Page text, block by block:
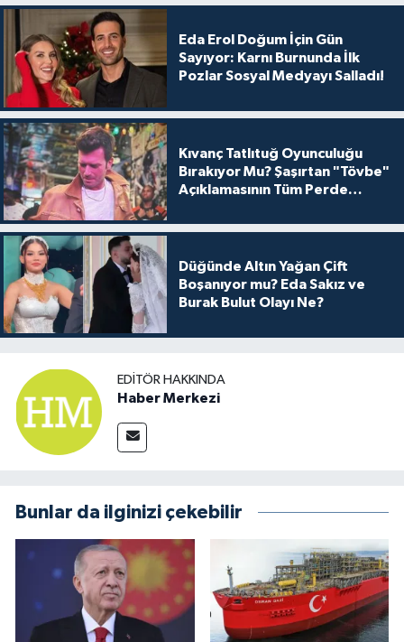
Eda Erol Doğum İçin Gün
Sayıyor: Karnı Burnunda İlk
Pozlar Sosyal Medyayı Salladı!
Kıvanç Tatlıtuğ Oyunculuğu
Bırakıyor Mu? Şaşırtan "Tövbe"
Açıklamasının Tüm Perde
Düğünde Altın Yağan Çift
Boşanıyor mu? Eda Sakız ve
Burak Bulut Olayı Ne?
EDITÖR HAKKINDA
Haber Merkezi
Bunlar da ilginizi çekebilir